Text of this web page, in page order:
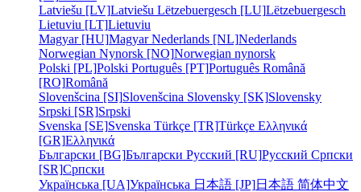
Latviešu [LV]Latviešu Lëtzebuergesch [LU]Lëtzebuergesch
Lietuviu [LT]Lietuviu
Magyar [HU]MagyarNederlands [NL]Nederlands
Norwegian Nynorsk [NO]Norwegian nynorsk
Polski [PL]Polski Português [PT]Português Română
[RO]Română
Slovenšcina [SI]Slovenšcina Slovensky [SK]Slovensky
Srpski [SR]Srpski
Svenska [SE]Svenska Türkçe [TR]Türkçe Ελληνικά
[GR]Ελληνικά
Български [BG]Български Русский [RU]Русский Српски
[SR]Српски
Українська [UA]Українська 日本語 [JP]日本語 简体中文